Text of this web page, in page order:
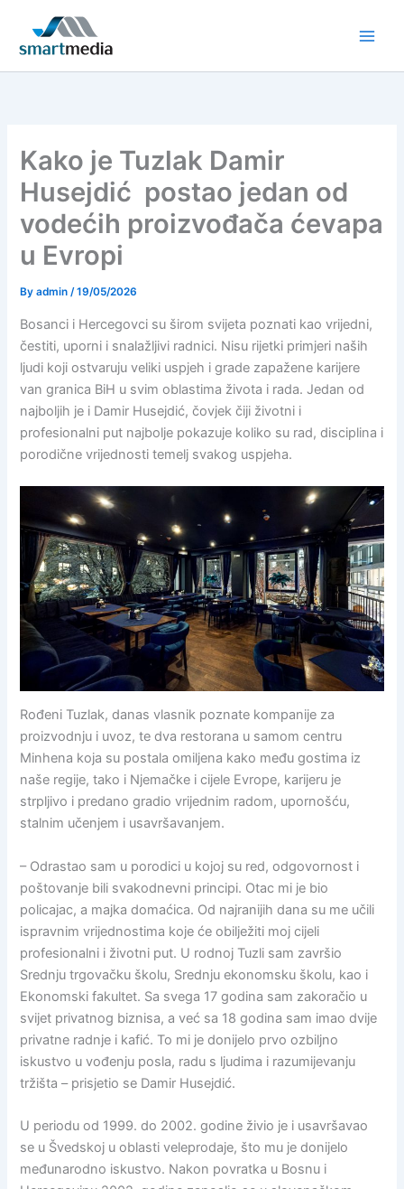
content
Kako je Tuzlak Damir
Husejdić postao jedan od
vodećih proizvođača ćevapa
u Evropi
Byadmin/19/05/2026
Bosanci i Hercegovci su širom svijeta poznati kao vrijedni,
čestiti, uporni i snalažljivi radnici. Nisu rijetki primjeri naših
ljudi koji ostvaruju veliki uspjeh i grade zapažene karijere
van granica BiH u svim oblastima života i rada. Jedan od
najboljih je i Damir Husejdić, čovjek čiji životni i
profesionalni put najbolje pokazuje koliko su rad, disciplina i
porodične vrijednosti temelj svakog uspjeha.
Rođeni Tuzlak, danas vlasnik poznate kompanije za
proizvodnju i uvoz, te dva restorana u samom centru
Minhena koja su postala omiljena kako među gostima iz
naše regije, tako i Njemačke i cijele Evrope, karijeru je
strpljivo i predano gradio vrijednim radom, upornošću,
stalnim učenjem i usavršavanjem.
– Odrastao sam u porodici u kojoj su red, odgovornost i
poštovanje bili svakodnevni principi. Otac mi je bio
policajac, a majka domaćica. Od najranijih dana su me učili
ispravnim vrijednostima koje će obilježiti moj cijeli
profesionalni i životni put. U rodnoj Tuzli sam završio
Srednju trgovačku školu, Srednju ekonomsku školu, kao i
Ekonomski fakultet. Sa svega 17 godina sam zakoračio u
svijet privatnog biznisa, a već sa 18 godina sam imao dvije
privatne radnje i kafić. To mi je donijelo prvo ozbiljno
iskustvo u vođenju posla, radu s ljudima i razumijevanju
tržišta – prisjetio se Damir Husejdić.
U periodu od 1999. do 2002. godine živio je i usavršavao
se u Švedskoj u oblasti veleprodaje, što mu je donijelo
međunarodno iskustvo. Nakon povratka u Bosnu i